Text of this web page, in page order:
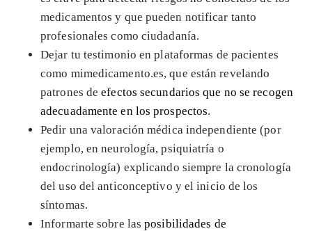
medicamentos y que pueden notificar tanto
profesionales como ciudadanía.
Dejar tu testimonio en plataformas de pacientes
como mimedicamento.es, que están revelando
patrones deefectos secundarios que no se recogen
adecuadamente en los prospectos.
Pedir una valoración médica independiente (por
ejemplo, en neurología, psiquiatría o
endocrinología) explicando siempre la cronología
del uso del anticonceptivo y el inicio de los
síntomas.
Informarte sobre lasposibilidades de